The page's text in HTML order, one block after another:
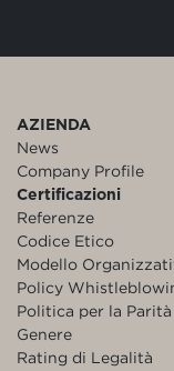
AZIENDA
News
Company Profile
Certificazioni
Referenze
Codice Etico
Modello
Policy
Politica per la Parità
Genere
Rating di Legalità